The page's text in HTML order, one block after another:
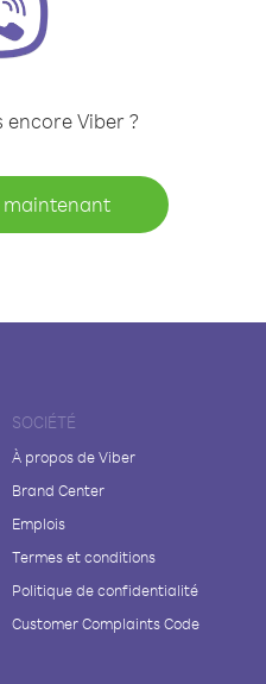
encore Viber ?
maintenant
SOCIÉTÉ
À propos de Viber
Brand Center
Emplois
Termes et conditions
Politique de confidentialité
Customer Complaints Code